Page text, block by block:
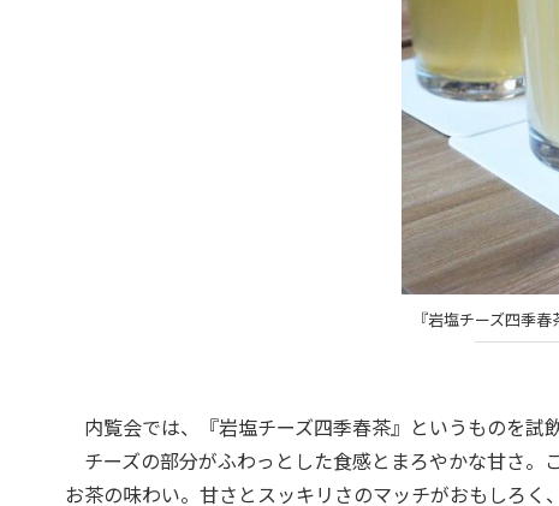
『岩塩チーズ四季
内覧会では、『岩塩チーズ四季春茶』というものを試
チーズの部分がふわっとした食感とまろやかな甘さ。
お茶の味わい。甘さとスッキリさのマッチがおもしろく